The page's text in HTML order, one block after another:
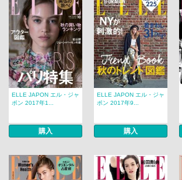
ELLE JAPON エル・ジャ
ポン 2017年1...
購入
ELLE JAPON エル・ジャ
ポン 2017年9...
購入